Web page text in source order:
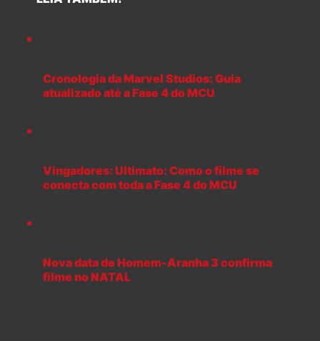
Cronologia da Marvel Studios: Guia
atualizado até a Fase 4 do MCU
Vingadores: Ultimato: Como o filme se
conecta com toda a Fase 4 do MCU
Nova data de Homem-Aranha 3 confirma
filme no NATAL